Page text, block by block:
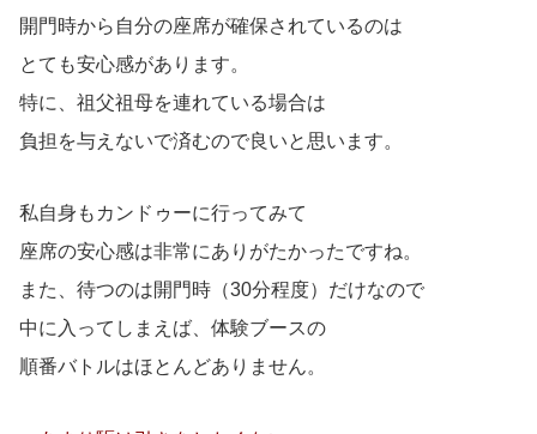
開門時から自分の座席が確保されているのは
とても安心感があります。
特に、祖父祖母を連れている場合は
負担を与えないで済むので良いと思います。
私自身もカンドゥーに行ってみて
座席の安心感は非常にありがたかったですね。
また、待つのは開門時（30分程度）だけなので
中に入ってしまえば、体験ブースの
順番バトルはほとんどありません。